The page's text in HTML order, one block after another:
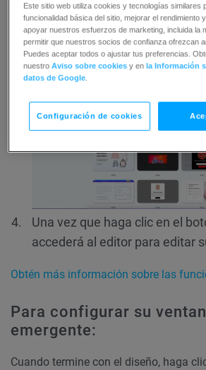
Seleccione una de nuestras
prediseñadas o comience con
blanco.Puede explorar las
columna de la izquierda o por
Una vez que haga clic en el
accederá al editor para editar
Obtén más información sobre las
Para configurar su
emergente:
Cuando termine con el diseño, haga
Este sitio web utiliza cookies y tecnologías similares
funcionalidad básica del sitio, mejorar el rendimiento
apoyar nuestros esfuerzos de marketing, incluida la
permitir que nuestros socios de confianza ofrezcan
Puedes aceptar todos o ajustar tus preferencias.
nuestroAviso sobre cookies y enla Información
datos de Google
Configuración de cookies